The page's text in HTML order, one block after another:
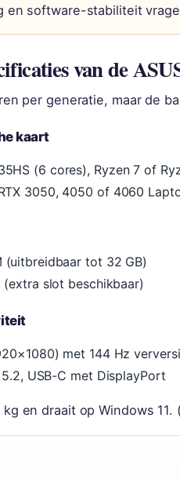
en software-stabiliteit
van de
per generatie, maar de
kaart
(6 cores), Ryzen 7 of
3050, 4050 of 4060
(uitbreidbaar tot 32 GB)
(extra slot beschikbaar)
met 144 Hz
USB-C met DisplayPort
en draait op Windows 11.